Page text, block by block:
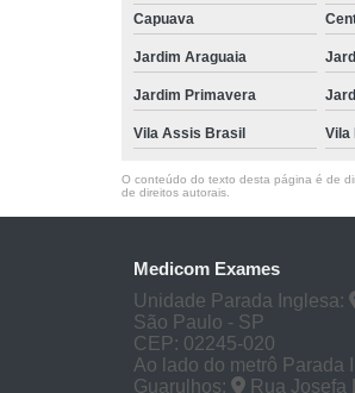
Capuava
Jardim Araguaia
Jardim Primavera
Vila Assis Brasil Vila
O conteúdo do texto desta página é de
de direitos autorais
Medicom Exames
Unidade Parada Inglesa:
São Paulo - SP
CEP: 02245-020
Ao lado do metrô Parada
Guarulhos:
Rua Josefa